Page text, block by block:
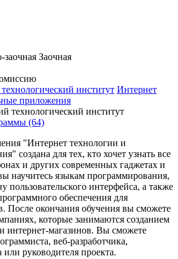
Заочная
институт Интернет
приложения
(64)
"Интернет технологии и
создана для тех, кто хочет узнать все
и других современных гаджетах и
научитесь языкам программирования,
пользовательского интерфейса, а также
обеспечения для
После окончания обучения вы сможете
которые занимаются созданием
интернет-магазинов. Вы сможете
веб-разработчика,
или руководителя проекта.